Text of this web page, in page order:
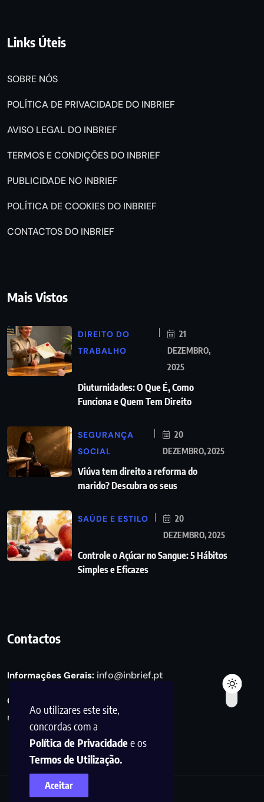
Ao utilizares este site,
concordas com a
Política de Privacidadee os
Termos de Utilização.
Aceitar
Links Úteis
SOBRE NÓS
POLÍTICA DE PRIVACIDADE DO INBRIEF
AVISO LEGAL DO INBRIEF
TERMOS E CONDIÇÕES DO INBRIEF
PUBLICIDADE NO INBRIEF
POLÍTICA DE COOKIES DO INBRIEF
CONTACTOS DO INBRIEF
Mais Vistos
DIREITO DO
TRABALHO
21
DEZEMBRO,
2025
Diuturnidades: O Que É, Como
Funciona e Quem Tem Direito
SEGURANÇA
SOCIAL
20
DEZEMBRO, 2025
Viúva tem direito a reforma do
marido? Descubra os seus
SAÚDE E ESTILO
20
DEZEMBRO, 2025
Controle o Açúcar no Sangue: 5 Hábitos
Simples e Eficazes
Contactos
Informações Gerais: info@inbrief.pt
Consultas de Marketing e Parcerias:
marketing@inbrief.pt